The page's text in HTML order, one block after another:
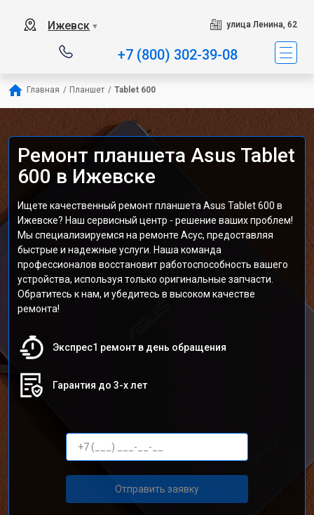
Ижевск ▼ улица Ленина, 62
+7 (800) 302-39-08
Главная / Планшет / Tablet 600
Ремонт планшета Asus Tablet
600 в Ижевске
Ищете качественный ремонт планшета Asus Tablet 600 в
Ижевске? Наш сервисный центр - решение ваших проблем!
Мы специализируемся на ремонте Асус, предоставляя
быстрые и надежные услуги. Наша команда
профессионалов восстановит работоспособность вашего
устройства, используя только оригинальные запчасти.
Обратитесь к нам, и убедитесь в высоком качестве
ремонта!
Экспрес1 ремонт в день обращения
Гарантия до 3-х лет
Отправить заявку